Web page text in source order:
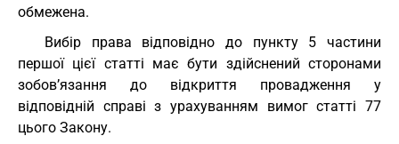
обмежена.
Вибір права відповідно до пункту 5 частини
першої цієї статті має бути здійснений сторонами
зобов’язання до відкриття провадження у
відповідній справі з урахуванням вимог статті 77
цього Закону.